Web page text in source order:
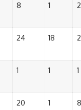
8 1
24 18
1 1 1
20 1 8